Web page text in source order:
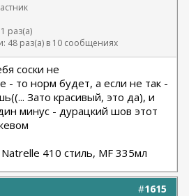
раз(а)
48 раз(а) в 10 сообщениях
соски не
- то норм будет, а если не так -
Зато красивый, это да), и
минус - дурацкий шов этот
Natrelle 410 стиль, MF 335мл
#1615